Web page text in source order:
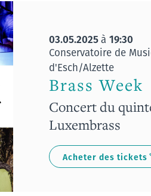
03.05.2025à 19:30
Conservatoire de
d'Esch/Alzette
Brass Week
Concert du
Luxembrass
Acheter des tickets